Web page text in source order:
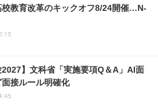
校教育改革のキックオフ8/24開催…N-
2027】文科省「実施要項Q＆A」AI面
接ルール明確化